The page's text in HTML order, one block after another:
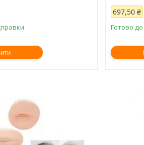
697,50 ₴
Готово